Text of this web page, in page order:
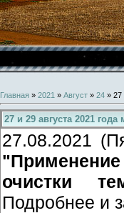
Главная » 2021 » Август » 24 » 27
27 и 29 августа 2021
27.08.2021
очистки
Подробнее и